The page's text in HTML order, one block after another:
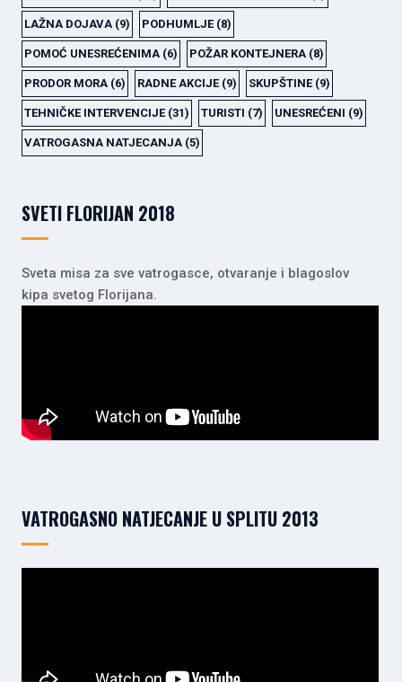
LAŽNA DOJAVA (9) PODHUMLJE(8)
POMOĆ UNESREĆENIMA (6) POŽAR KONTEJNERA (8)
PRODOR MORA (6) RADNE AKCIJE(9) SKUPŠTINE(9)
TEHNIČKE INTERVENCIJE(31) TURISTI (7) UNESREĆENI (9)
VATROGASNA NATJECANJA (5)
SVETI FLORIJAN 2018
Sveta misa za sve vatrogasce, otvaranje i blagoslov
kipa svetog Florijana.
VATROGASNO NATJECANJE U SPLITU 2013